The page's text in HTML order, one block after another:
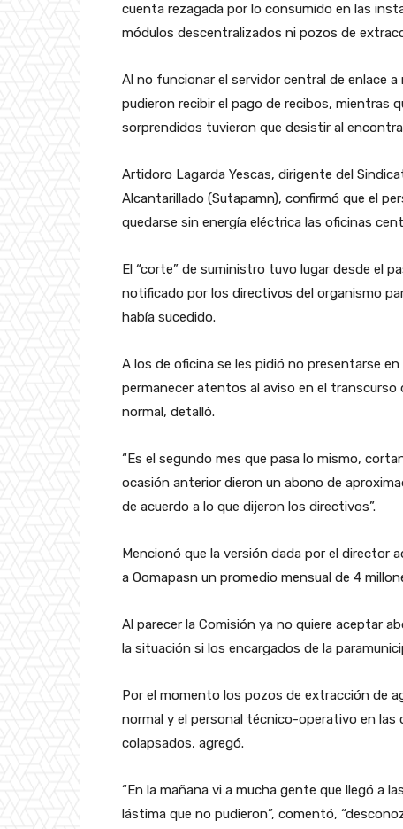
cuenta rezagada por lo consumido en las
módulos descentralizados ni pozos de
Al no funcionar el servidor central de enlace
pudieron recibir el pago de recibos, mientras
sorprendidos tuvieron que desistir al
Artidoro Lagarda Yescas, dirigente del
Alcantarillado (Sutapamn), confirmó que el
quedarse sin energía eléctrica las oficinas
El “corte” de suministro tuvo lugar desde el
notificado por los directivos del organismo
había sucedido.
A los de oficina se les pidió no presentarse
permanecer atentos al aviso en el
normal, detalló.
“Es el segundo mes que pasa lo mismo,
ocasión anterior dieron un abono de
de acuerdo a lo que dijeron los directivos”.
Mencionó que la versión dada por el director
a Oomapasn un promedio mensual de 4
Al parecer la Comisión ya no quiere aceptar
la situación si los encargados de la
Por el momento los pozos de extracción de
normal y el personal técnico-operativo en las
colapsados, agregó.
“En la mañana vi a mucha gente que llegó a
lástima que no pudieron”, comentó,